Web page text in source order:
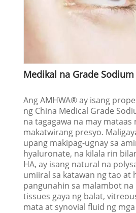
Medikal na Grade
Ang AMHWA® ay isang
ng China Medical Grade
na tagagawa na may mataas
makatwirang presyo.
upang makipag-ugnay sa
hyaluronate, na kilala rin
HA, ay isang natural na
umiiral sa katawan ng tao at
pangunahin sa malambot na
tissues gaya ng balat,
mata at synovial fluid ng